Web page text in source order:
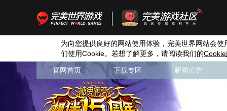
为向您提供良好的网站使用体验，完美世界网站会使
们使用Cookie。若想了解更多，请阅读我们的Cookie
官网首页 下载专区 新闻公告